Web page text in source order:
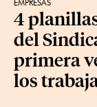
EMPRESAS
4
del
primera
los